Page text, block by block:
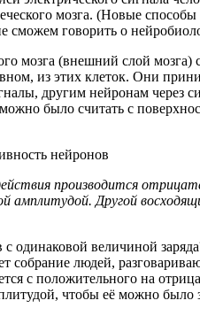
мозга. (Новые
говорить о
мозга (внешний слой
из этих клеток. Они
другим нейронам через
было считать с
производится
Другой
величиной
людей,
положительного на
чтобы её можно было